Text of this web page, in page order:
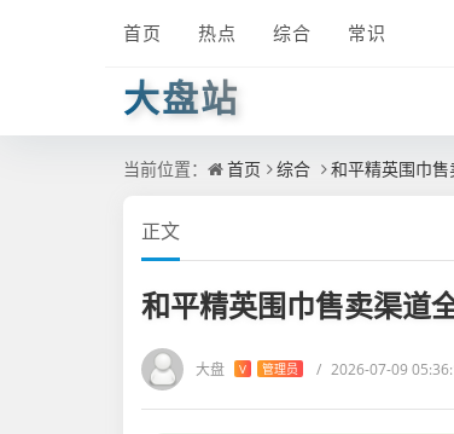
首页 热点 综合 常识
大盘站
当前位置： 首页 综合 和平精英围巾
正文
和平精英围巾售卖渠道
大盘 V 管理员 / 2026-07-09